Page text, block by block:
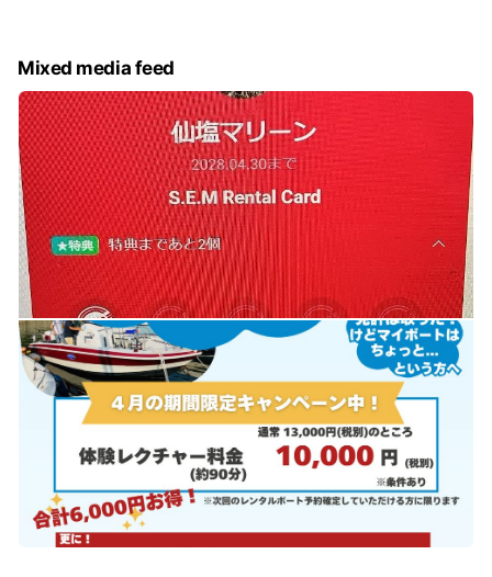
Mixed media feed